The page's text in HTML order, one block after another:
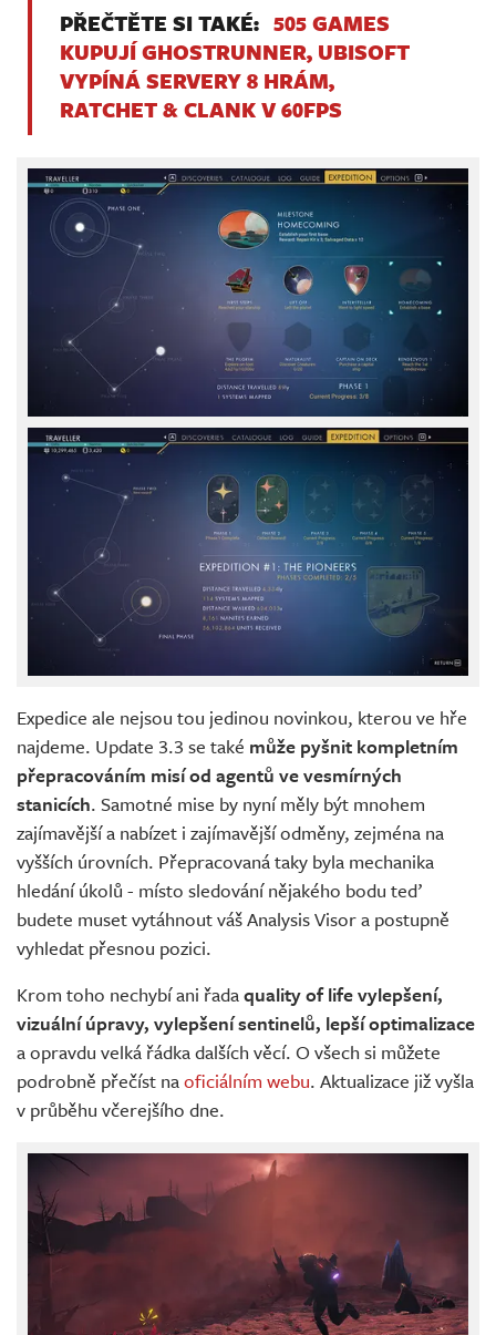
PŘEČTĚTE SI TAKÉ: 505 GAMES
KUPUJÍ GHOSTRUNNER, UBISOFT
VYPÍNÁ SERVERY 8 HRÁM,
RATCHET & CLANK V 60FPS
Expedice ale nejsou tou jedinou novinkou, kterou ve hře
najdeme. Update 3.3 se také může pyšnit kompletním
přepracováním misí od agentů ve vesmírných
stanicích. Samotné mise by nyní měly být mnohem
zajímavější a nabízet i zajímavější odměny, zejména na
vyšších úrovních. Přepracovaná taky byla mechanika
hledání úkolů - místo sledování nějakého bodu teď
budete muset vytáhnout váš Analysis Visor a postupně
vyhledat přesnou pozici.
Krom toho nechybí ani řadaquality of life vylepšení,
vizuální úpravy, vylepšení sentinelů, lepší optimalizace
a opravdu velká řádka dalších věcí. O všech si můžete
podrobně přečíst naoficiálním webu. Aktualizace již vyšla
v průběhu včerejšího dne.